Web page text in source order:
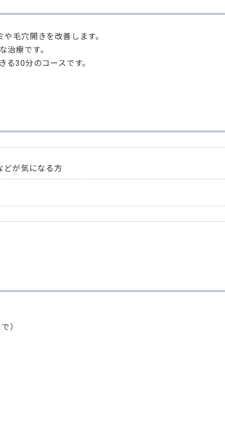
毛穴開きを改善します。
治療です。
る30分のコースです。
どが気になる方
）